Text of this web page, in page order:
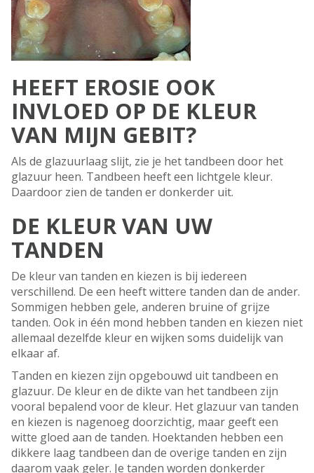
HEEFT EROSIE OOK
INVLOED OP DE KLEUR
VAN MIJN GEBIT?
Als de glazuurlaag slijt, zie je het tandbeen door het
glazuur heen. Tandbeen heeft een lichtgele kleur.
Daardoor zien de tanden er donkerder uit.
DE KLEUR VAN UW
TANDEN
De kleur van tanden en kiezen is bij iedereen
verschillend. De een heeft wittere tanden dan de ander.
Sommigen hebben gele, anderen bruine of grijze
tanden. Ook in één mond hebben tanden en kiezen niet
allemaal dezelfde kleur en wijken soms duidelijk van
elkaar af.
Tanden en kiezen zijn opgebouwd uit tandbeen en
glazuur. De kleur en de dikte van het tandbeen zijn
vooral bepalend voor de kleur. Het glazuur van tanden
en kiezen is nagenoeg doorzichtig, maar geeft een
witte gloed aan de tanden. Hoektanden hebben een
dikkere laag tandbeen dan de overige tanden en zijn
daarom vaak geler. Je tanden worden donkerder